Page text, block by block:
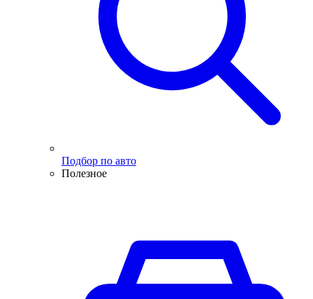
Подбор по авто
Полезное